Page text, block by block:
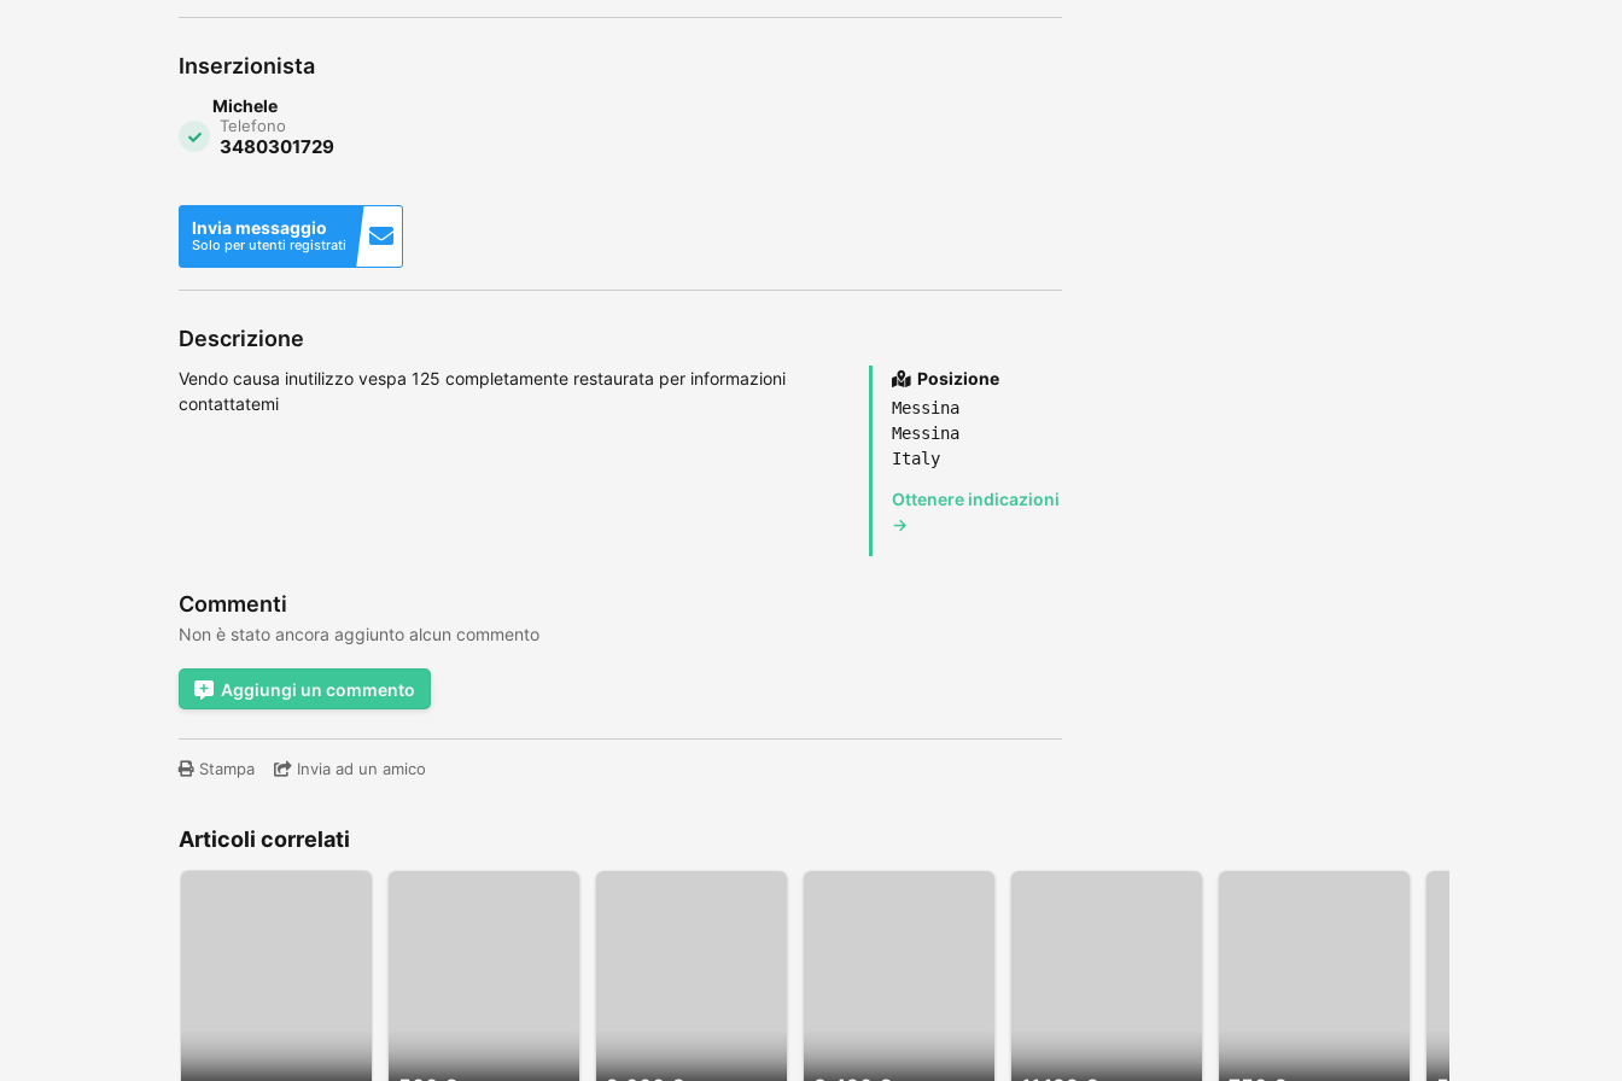
Inserzionista
Michele
Telefono
3480301729
Invia messaggio
Solo per utenti registrati
Descrizione
Vendo causa inutilizzo vespa 125 completamente restaurata per informazioni
contattatemi
Posizione
Messina
Messina
Italy
Ottenere indicazioni
→
Commenti
Non è stato ancora aggiunto alcun commento
Aggiungi un commento
Stampa Invia ad un amico
Articoli correlati